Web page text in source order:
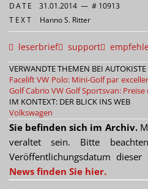
DATE 31.01.2014 — # 10913
TEXT Hanno S. Ritter
leserbrief support
VERWANDTE THEMEN BEI AUTOKISTE
Facelift VW Polo: Mini-Golf par
Golf Cabrio VW Golf Sportsvan:
IM KONTEXT: DER BLICK INS WEB
Volkswagen
Sie befinden sich im Archiv.
veraltet sein. Bitte
Veröffentlichungsdatum
News finden Sie hier.